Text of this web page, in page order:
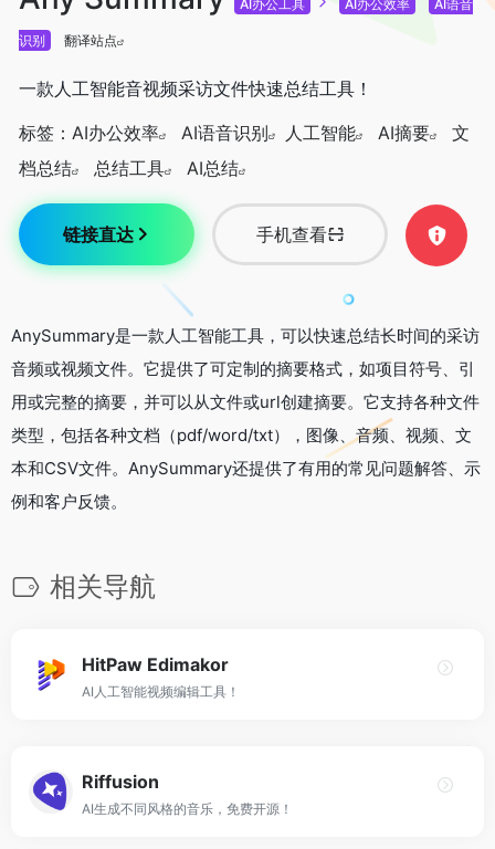
AI办公工具 AI办公效率 AI语音
识别 翻译站点
一款人工智能音视频采访文件快速总结工具！
标签： AI办公效率 AI语音识别 人工智能 AI摘要
文
档总结
总结工具 AI总结
链接直达 手机查看
AnySummary是一款人工智能工具，可以快速总结长时间的采访
音频或视频文件。它提供了可定制的摘要格式，如项目符号、引
用或完整的摘要，并可以从文件或url创建摘要。它支持各种文件
类型，包括各种文档（pdf/word/txt），图像、音频、视频、文
本和CSV文件。AnySummary还提供了有用的常见问题解答、示
例和客户反馈。
相关导航
HitPaw Edimakor
AI人工智能视频编辑工具！
Riffusion
AI生成不同风格的音乐，免费开源！